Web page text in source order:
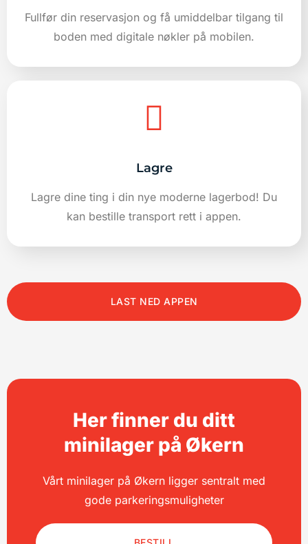
Fullfør din reservasjon og få umiddelbar tilgang til
boden med digitale nøkler på mobilen.
Lagre
Lagre dine ting i din nye moderne lagerbod! Du
kan bestille transport rett i appen.
LAST NED APPEN
Her finner du ditt
minilager på Økern
Vårt minilager på Økern ligger sentralt med
gode parkeringsmuligheter